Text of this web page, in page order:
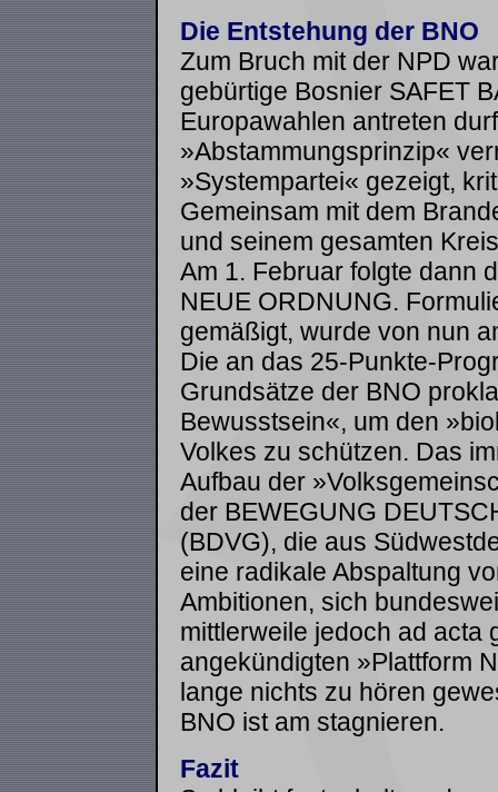
Die Entstehung der BNO
Zum Bruch mit der NPD
gebürtige Bosnier SAFET
Europawahlen antreten
»Abstammungsprinzip«
»Systempartei« gezeigt,
Gemeinsam mit dem
und seinem gesamten
Am 1. Februar folgte dann
NEUE ORDNUNG.
gemäßigt, wurde von nun
Die an das 25-Punkte-
Grundsätze der BNO
Bewusstsein«, um den
Volkes zu schützen. Das
Aufbau der
der BEWEGUNG
(BDVG), die aus
eine radikale Abspaltung
Ambitionen, sich
mittlerweile jedoch ad acta
angekündigten »Plattform
lange nichts zu hören
BNO ist am stagnieren.
Fazit